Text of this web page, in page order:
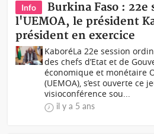
Info
Burkina Faso : 22e
l'UEMOA, le président
président en exercice
KaboréLa 22e session
des chefs d’Etat et de
économique et monétaire
(UEMOA), s’est ouverte ce
visioconférence sou...
il y a 5 ans